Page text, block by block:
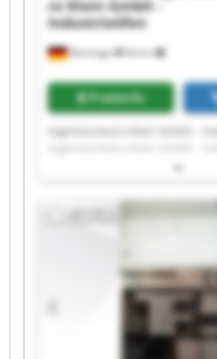
Meiningen 66 km
ro Klein GmbH -
Industrieöfen
Preisinfo
Ingenieurbüro Klein GmbH -
Ingenieurbüro Klein GmbH -
Ingenieurbüro Klein GmbH -
Ingenieurbüro Klein GmbH -
Ingenieurbüro Klein GmbH -
Ingenieurbüro Klein GmbH -
Ingenieurbüro Klein GmbH -
Ingenieurbüro Klein GmbH -
Ingenieurbüro Klein GmbH -
Ingenieurbüro Klein GmbH -